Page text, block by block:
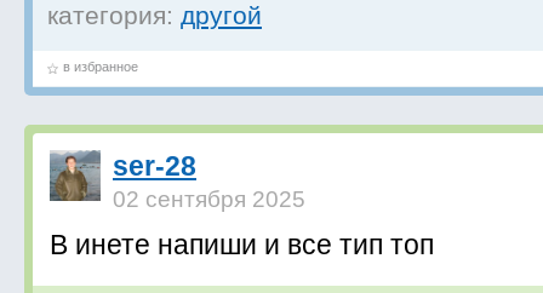
категория: другой
в избранное
ser-28
02 сентября 2025
В инете напиши и все тип топ